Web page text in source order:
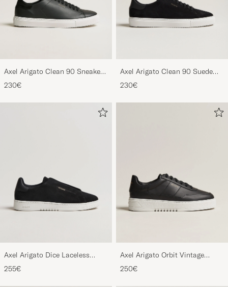
Axel Arigato Clean 90 Sneaker
Black
230€
Axel Arigato Clean 90 Suede
Sneaker Black
230€
Axel Arigato Dice Laceless
Suede Sneaker Black
255€
Axel Arigato Orbit Vintage
Sneaker Black
250€